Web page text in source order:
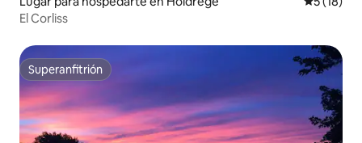
El Corliss
Superanfitrión
Superanfitrión